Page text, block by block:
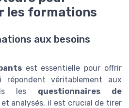
les formations
aux besoins
est essentielle pour offrir
véritablement aux
les questionnaires de
et analysés, il est crucial de tirer